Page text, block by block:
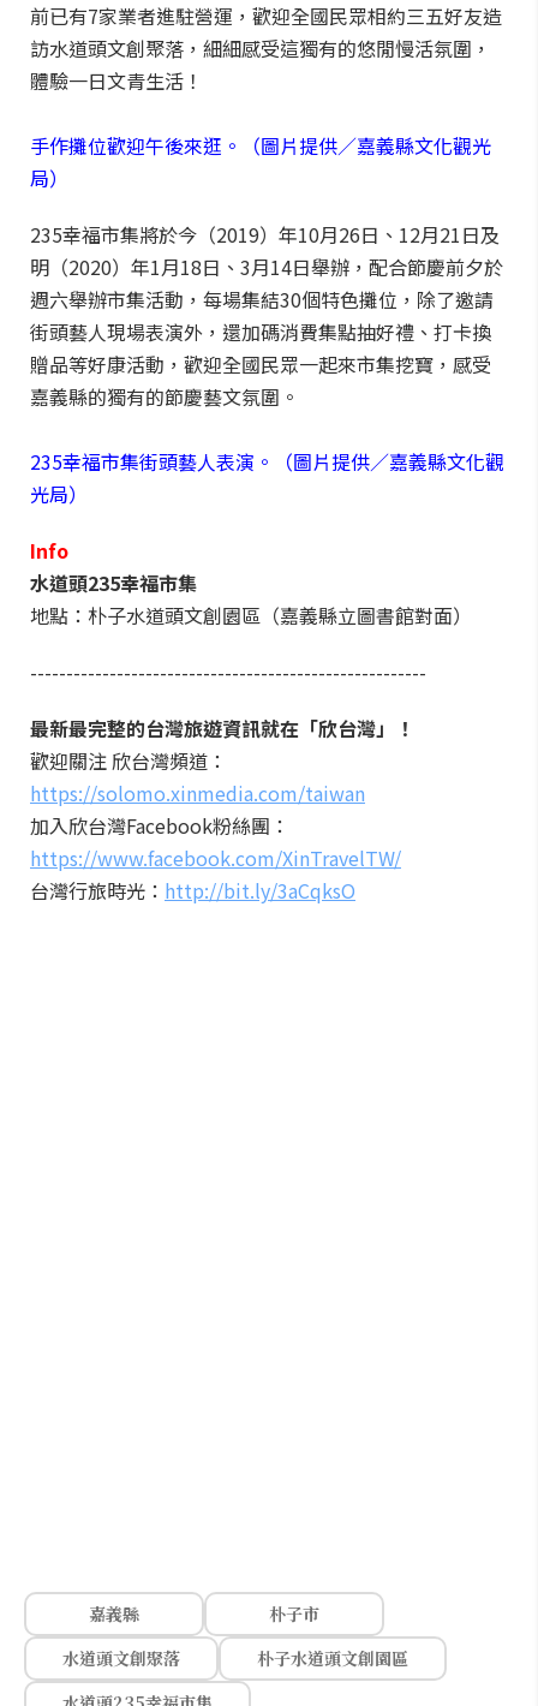
前已有7家業者進駐營運，歡迎全國民眾相約三五好友造
訪水道頭文創聚落，細細感受這獨有的悠閒慢活氛圍，
體驗一日文青生活！
手作攤位歡迎午後來逛。（圖片提供／嘉義縣文化觀光
局）
235幸福市集將於今（2019）年10月26日、12月21日及
明（2020）年1月18日、3月14日舉辦，配合節慶前夕於
週六舉辦市集活動，每場集結30個特色攤位，除了邀請
街頭藝人現場表演外，還加碼消費集點抽好禮、打卡換
贈品等好康活動，歡迎全國民眾一起來市集挖寶，感受
嘉義縣的獨有的節慶藝文氛圍。
235幸福市集街頭藝人表演。（圖片提供／嘉義縣文化觀
光局）
Info
水道頭235幸福市集
地點：朴子水道頭文創園區（嘉義縣立圖書館對面）
-------------------------------------------------------
最新最完整的台灣旅遊資訊就在「欣台灣」！
歡迎關注 欣台灣頻道：
https://solomo.xinmedia.com/taiwan
加入欣台灣Facebook粉絲團：
https://www.facebook.com/XinTravelTW/
台灣行旅時光： http://bit.ly/3aCqksO
嘉義縣
朴子市
水道頭文創聚落
朴子水道頭文創園區